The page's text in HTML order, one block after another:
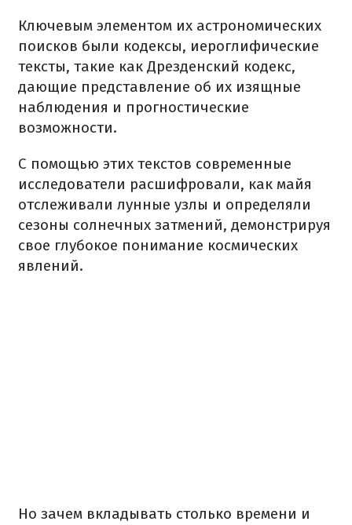
Ключевым элементом их астрономических
поисков были кодексы, иероглифические
тексты, такие как Дрезденский кодекс,
дающие представление об их изящные
наблюдения и прогностические
возможности.
С помощью этих текстов современные
исследователи расшифровали, как майя
отслеживали лунные узлы и определяли
сезоны солнечных затмений, демонстрируя
свое глубокое понимание космических
явлений.
Но зачем вкладывать столько времени и